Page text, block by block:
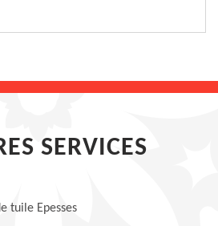
SERVICES
tuile Epesses